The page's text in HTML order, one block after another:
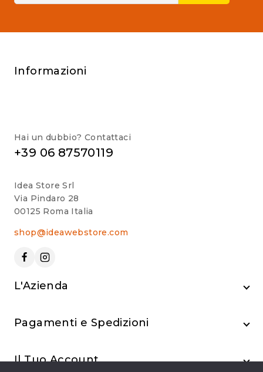
Informazioni
Hai un dubbio? Contattaci
+39 06 87570119
Idea Store Srl
Via Pindaro 28
00125 Roma Italia
shop@ideawebstore.com
L'Azienda
Pagamenti e Spedizioni
Il Tuo Account